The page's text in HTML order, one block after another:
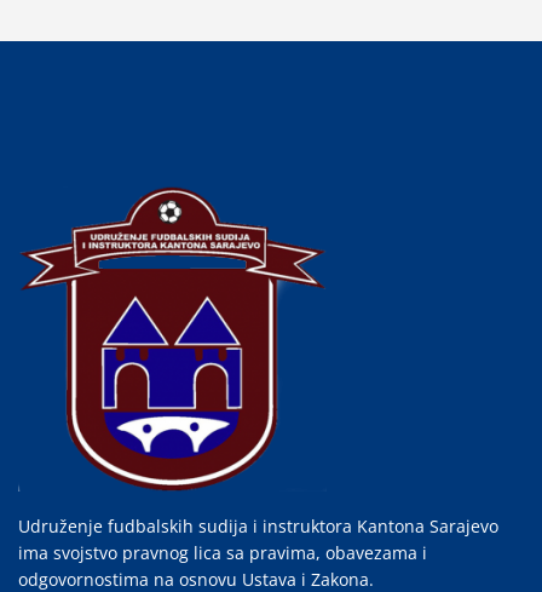
Udruženje fudbalskih sudija i instruktora Kantona Sarajevo
ima svojstvo pravnog lica sa pravima, obavezama i
odgovornostima na osnovu Ustava i Zakona.